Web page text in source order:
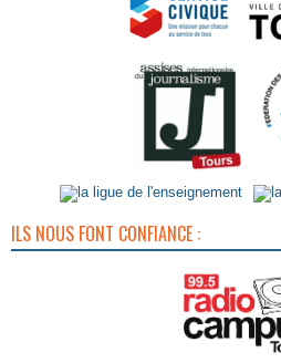
ILS NOUS FONT CONFIANCE :